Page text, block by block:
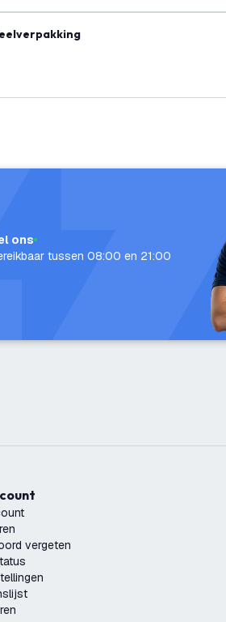
ons
tussen 08:00 en 21:00
vergeten